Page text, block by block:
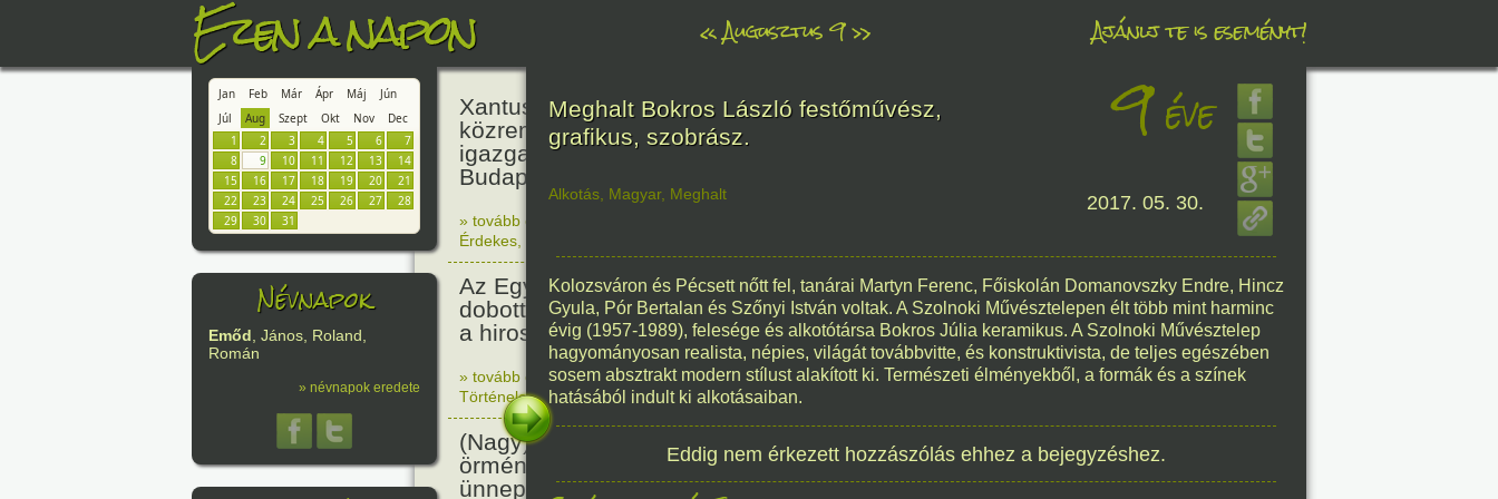
Ezen a napon «Augusztus 9» Ajánlj te is eseményt!
Jan Feb Már Ápr Máj
Jún
Júl
Aug Szept Okt Nov
Dec
1
2 3 4 5 6
7
8
9 10 11 12 13
14
15
16 17 18 19 20
21
22
23 24 25 26 27
28
29
30 31
Névnapok
Emőd, János, Roland,
Román
» névnapok eredete
Xantus János természettudós
közreműködésével és
igazgatásával megnyílt a
Budapesti Állat- és Növénykert.
160
» tovább olvasom
Érdekes
Az Egyesült Államok atombombát
dobott Nagaszakira, három nappal
a hirosimai támadás után.
81éve
» tovább olvasom|Nincs hozzászólás, szólj hozzá!
Történelem
(Nagy) Szent Izsák, az önálló
örmény egyház megteremtőjének
ünnepe
1676éve
Meghalt Bokros László festőművész,
grafikus, szobrász.
9éve
Alkotás Magyar, Meghalt 2017. 05. 30.
Kolozsváron és Pécsett nőtt fel, tanárai Martyn Ferenc, Főiskolán Domanovszky Endre, Hincz
Gyula, Pór Bertalan és Szőnyi István voltak. A Szolnoki Művésztelepen élt több mint harminc
évig (1957-1989), felesége és alkotótársa Bokros Júlia keramikus. A Szolnoki Művésztelep
hagyományosan realista, népies, világát továbbvitte, és konstruktivista, de teljes egészében
sosem absztrakt modern stílust alakított ki. Természeti élményekből, a formák és a színek
hatásából indult ki alkotásaiban.
Eddig nem érkezett hozzászólás ehhez a bejegyzéshez.